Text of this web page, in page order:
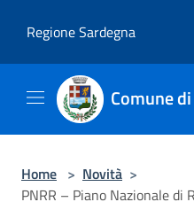
Regione Sardegna
Comune
Home > Novità >
PNRR – Piano Nazionale di